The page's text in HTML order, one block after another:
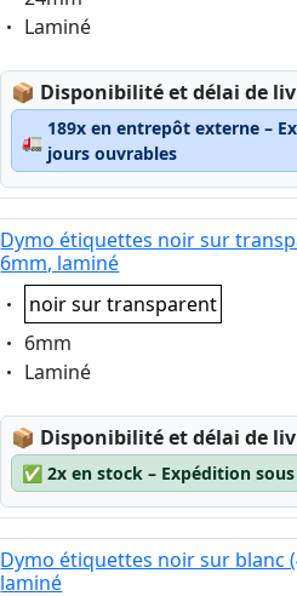
Eigenschaft:
Laminé
📦 Lagerstatus:
Disponibilité et délai de
🚛
189x en entrepôt externe –
jours ouvrables
Dymo étiquettes noir sur
6mm, laminé
Eigenschaft:
noir sur transparent
Eigenschaft:
6mm
Eigenschaft:
Laminé
📦 Lagerstatus:
Disponibilité et délai de
✅ 2x en stock – Expédition
Dymo étiquettes noir sur blanc
laminé